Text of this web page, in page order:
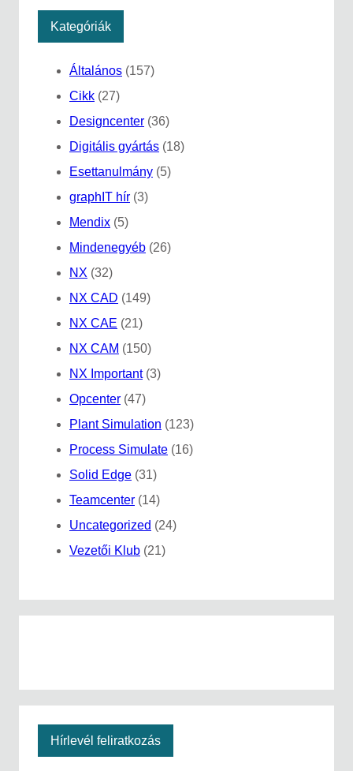
Kategóriák
Általános (157)
Cikk (27)
Designcenter (36)
Digitális gyártás (18)
Esettanulmány (5)
graphIT hír (3)
Mendix (5)
Mindenegyéb (26)
NX (32)
NX CAD (149)
NX CAE (21)
NX CAM (150)
NX Important(3)
Opcenter (47)
Plant Simulation (123)
Process Simulate (16)
Solid Edge (31)
Teamcenter (14)
Uncategorized (24)
Vezetői Klub (21)
Hírlevél feliratkozás